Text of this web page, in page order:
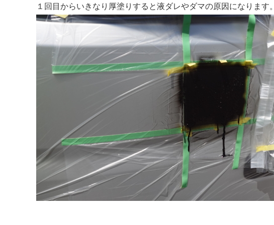
１回目からいきなり厚塗りすると液ダレやダマの原因になります。